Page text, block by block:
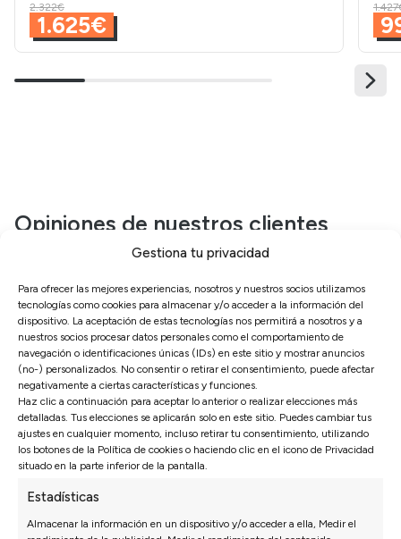
Gestiona tu privacidad
Para ofrecer las mejores experiencias, nosotros y nuestros socios utilizamos
tecnologías como cookies para almacenar y/o acceder a la información del
dispositivo. La aceptación de estas tecnologías nos permitirá a nosotros y a
nuestros socios procesar datos personales como el comportamiento de
navegación o identificaciones únicas (IDs) en este sitio y mostrar anuncios
(no-) personalizados. No consentir o retirar el consentimiento, puede afectar
negativamente a ciertas características y funciones.
Haz clic a continuación para aceptar lo anterior o realizar elecciones más
detalladas. Tus elecciones se aplicarán solo en este sitio. Puedes cambiar tus
ajustes en cualquier momento, incluso retirar tu consentimiento, utilizando
los botones de la Política de cookies o haciendo clic en el icono de Privacidad
situado en la parte inferior de la pantalla.
Estadísticas
Almacenar la información en un dispositivo y/o acceder a ella, Medir el
2.322€
1.625€
Opiniones de nuestros clientes
4,6
Basado en3128opiniones
Ver más opiniones
27/07/2026
En
listo.
Isabel N.
*** nos recomendó una configuración que
principio no habíamos pensado y ha